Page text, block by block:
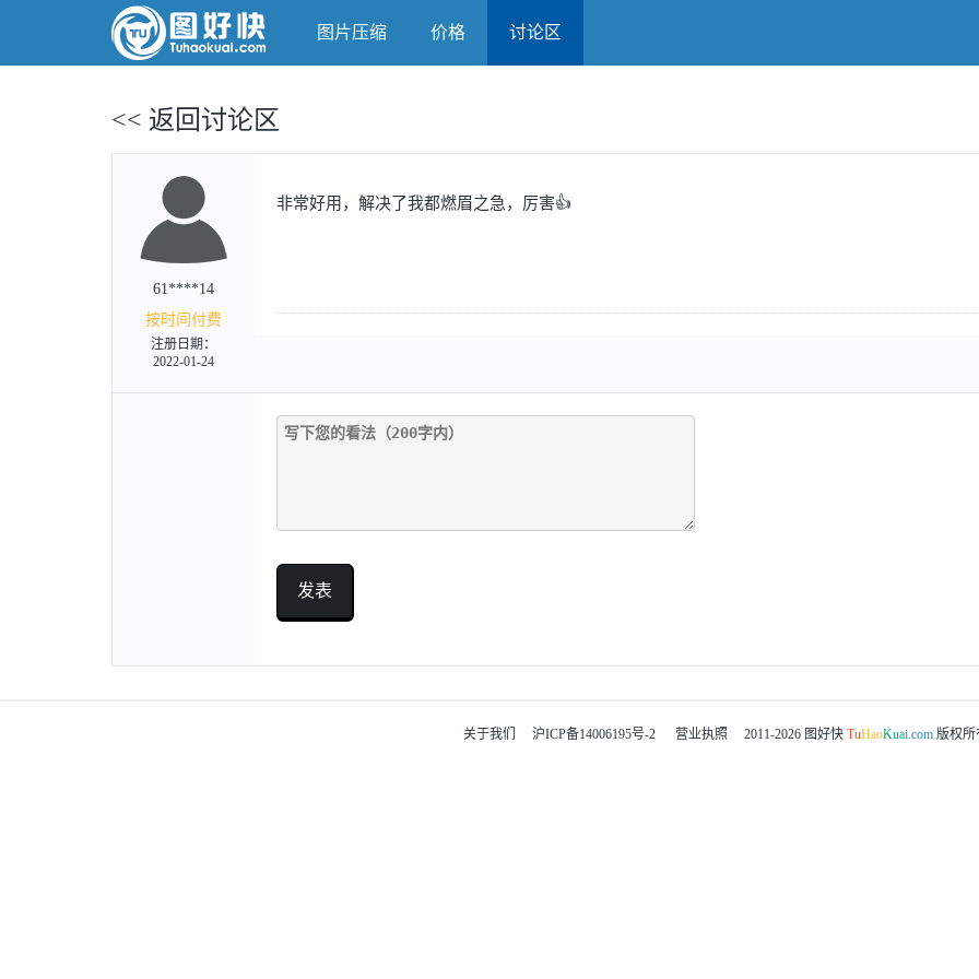
图片压缩 价格 讨论区
<< 返回讨论区
61****14
按时间付费
注册日期：
2022-01-24
非常好用，解决了我都燃眉之急，厉害👍
发表
关于我们 沪ICP备14006195号-2 营业执照 2011-2026 图好快 TuHaoKuai.com 版权